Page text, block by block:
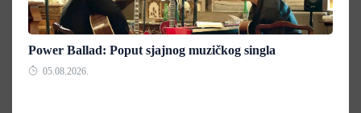
Power Ballad: Poput sjajnog muzičkog singla
05.08.2026.